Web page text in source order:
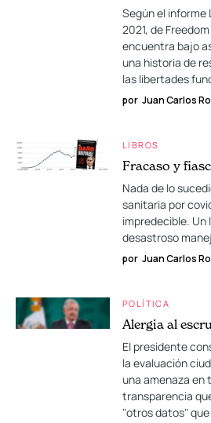
Según el informe
2021, de
encuentra bajo
una historia de
las libertades
por Juan Carlos
LIBROS
Fracaso y
Nada de lo
sanitaria por
impredecible. Un
desastroso
por Juan Carlos
POLÍTICA
Alergia al
El presidente
la evaluación
una amenaza en
transparencia
"otros datos"